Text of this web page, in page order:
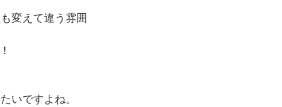
変えて違う雰囲
いですよね。